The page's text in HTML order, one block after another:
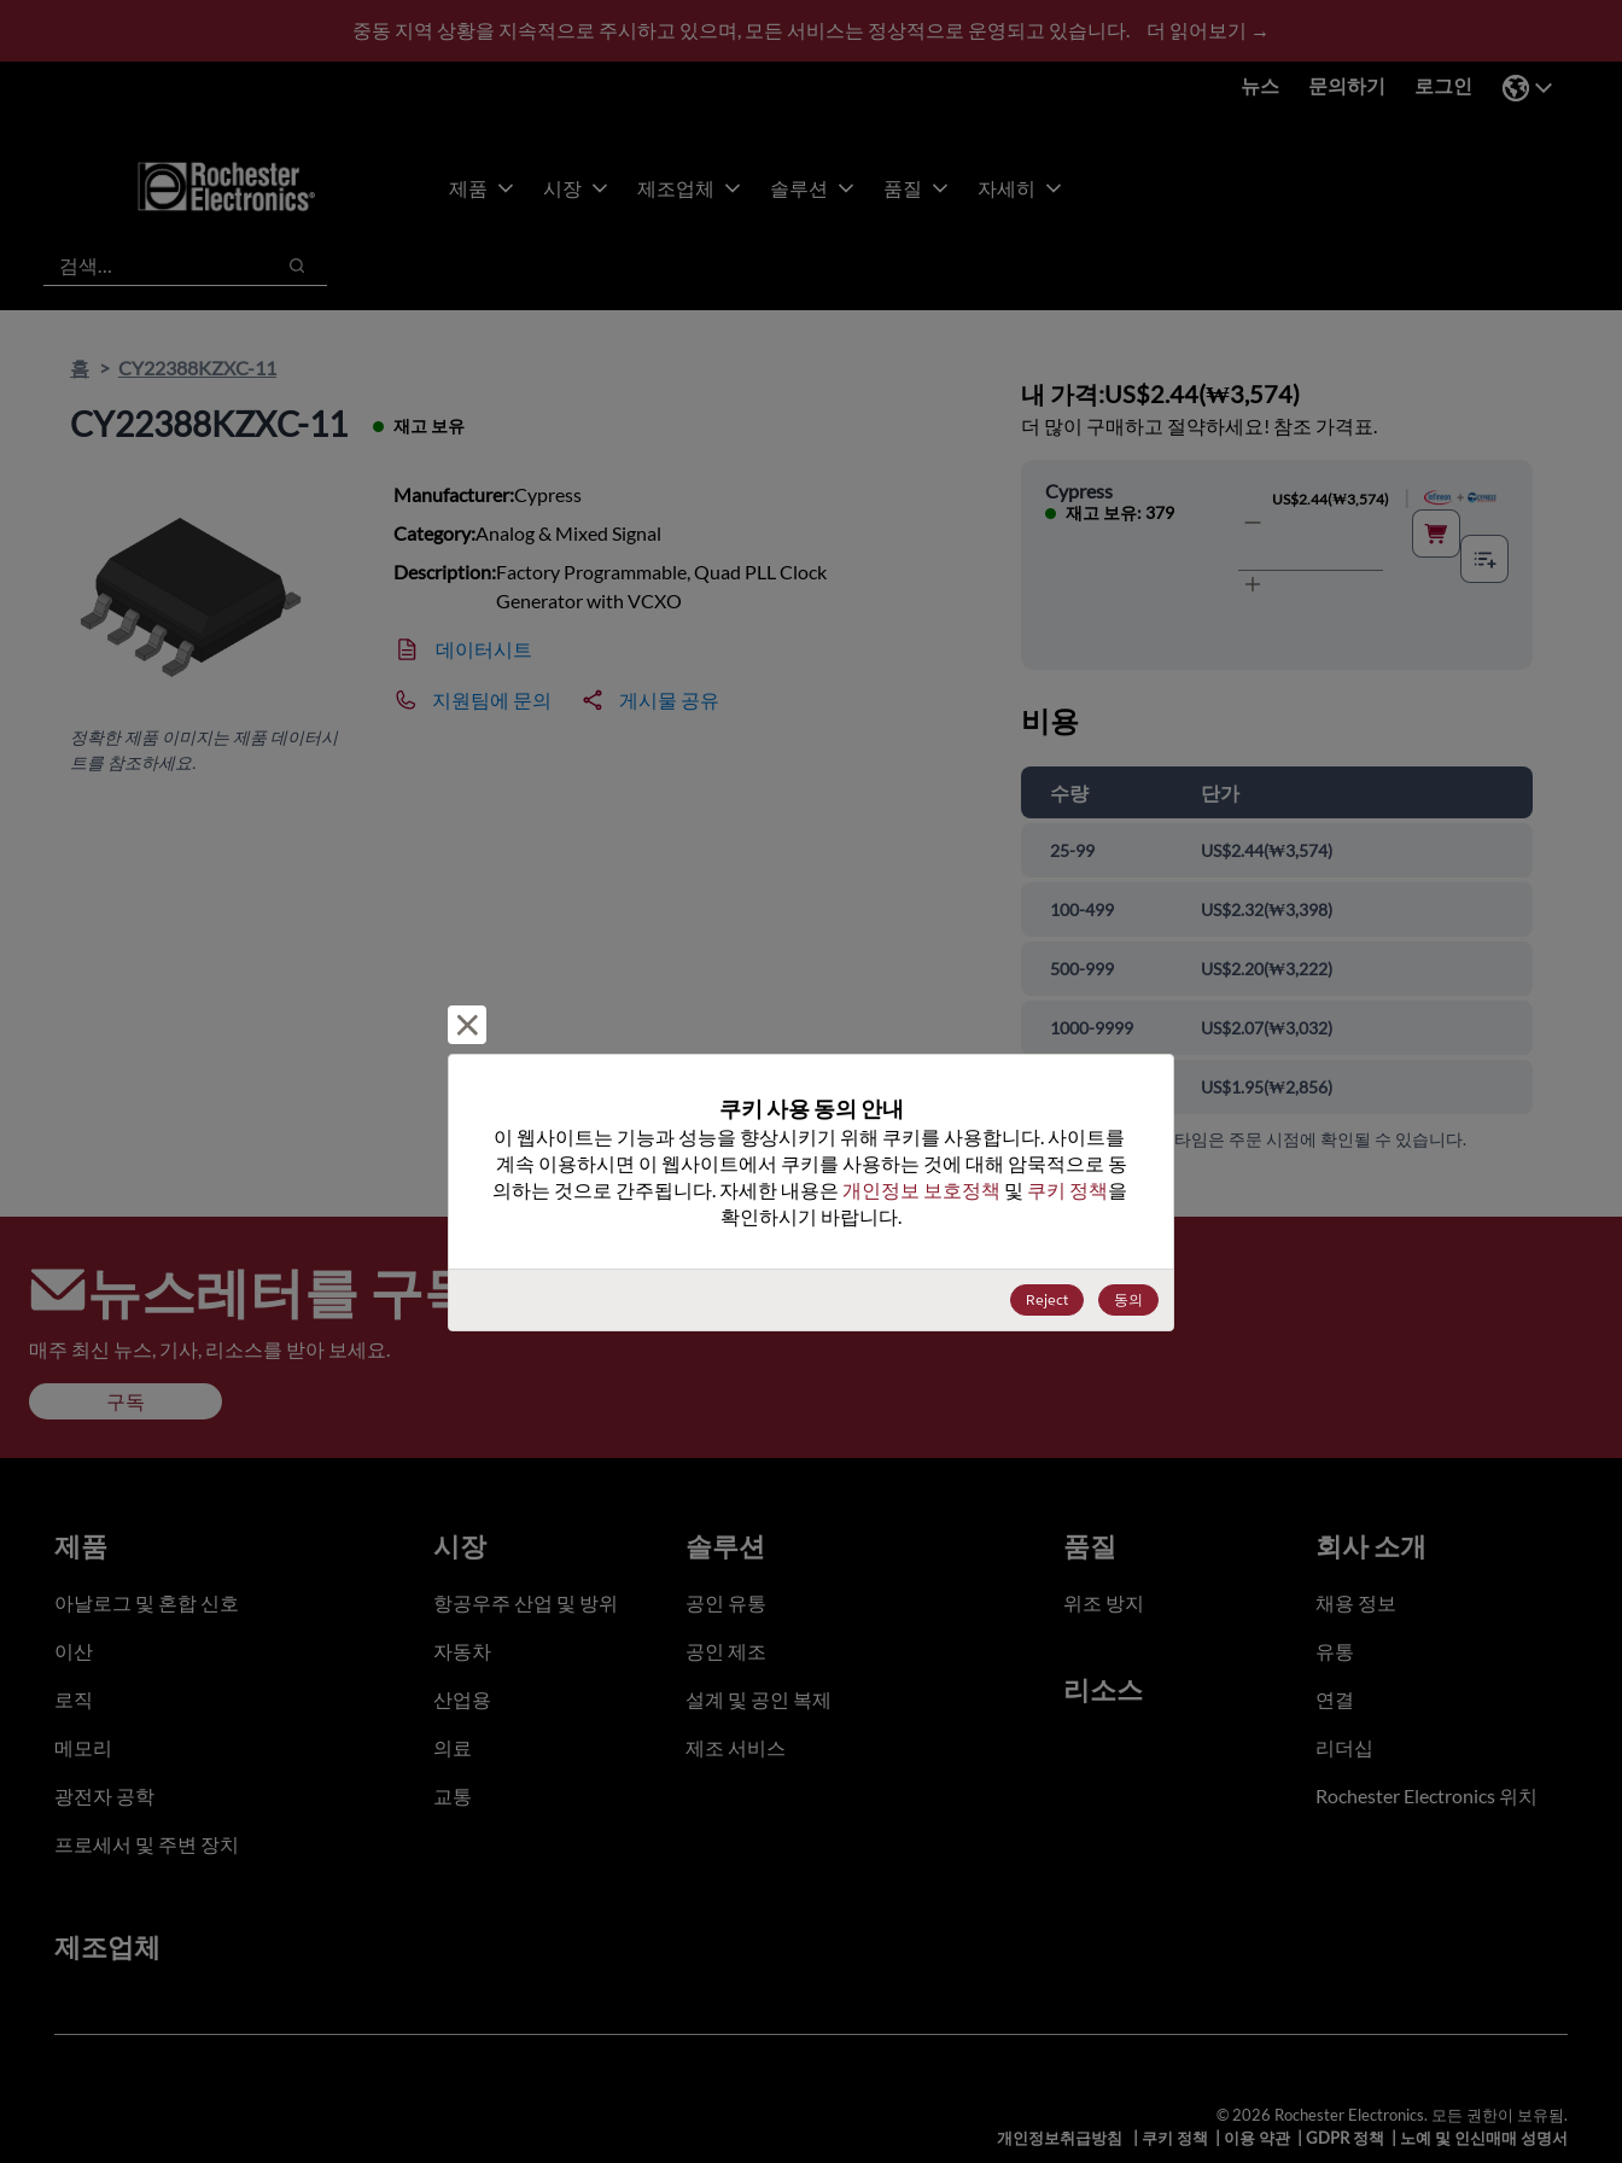
중동 지역 상황을 지속적으로 주시하고 있으며, 모든 서비스는 정상적으로 운영되고 있습니다. 더 읽어보기 →
뉴스 문의하기 로그인
제품 시장 제조업체 솔루션 품질 자세히
검색
검색
홈 CY22388KZXC-11
CY22388KZXC-11 재고 보유
정확한 제품 이미지는 제품 데이터시
트를 참조하세요.
Manufacturer:Cypress
Category:Analog & Mixed Signal
Description:Factory Programmable, Quad PLL Clock
Generator with VCXO
데이터시트
지원팀에 문의 게시물 공유
내 가격:US$2.44(₩3,574)
더 많이 구매하고 절약하세요! 참조 가격표.
Cypress
재고 보유: 379
US$2.44(₩3,574)
비용
수량 단가
25-99 US$2.44(₩3,574)
100-499 US$2.32(₩3,398)
500-999 US$2.20(₩3,222)
1000-9999 US$2.07(₩3,032)
US$1.95(₩2,856)
가격, 가용성 및 리드 타임은 주문 시점에 확인될 수 있습니다.
뉴스레터를 구독하세요
매주 최신 뉴스, 기사, 리소스를 받아 보세요.
구독
쿠키 사용 동의 안내
이 웹사이트는 기능과 성능을 향상시키기 위해 쿠키를 사용합니다. 사이트를
계속 이용하시면 이 웹사이트에서 쿠키를 사용하는 것에 대해 암묵적으로 동
의하는 것으로 간주됩니다. 자세한 내용은 개인정보 보호정책 및 쿠키 정책을
확인하시기 바랍니다.
Reject 동의
제품
아날로그 및 혼합 신호
이산
로직
메모리
광전자 공학
프로세서 및 주변 장치
시장
항공우주 산업 및 방위
자동차
산업용
의료
교통
솔루션
공인 유통
공인 제조
설계 및 공인 복제
제조 서비스
품질
위조 방지
리소스
회사 소개
채용 정보
유통
연결
리더십
Rochester Electronics 위치
제조업체
© 2026 Rochester Electronics. 모든 권한이 보유됨.
개인정보취급방침
쿠키 정책 이용 약관| GDPR 정책 노예 및 인신매매 성명서